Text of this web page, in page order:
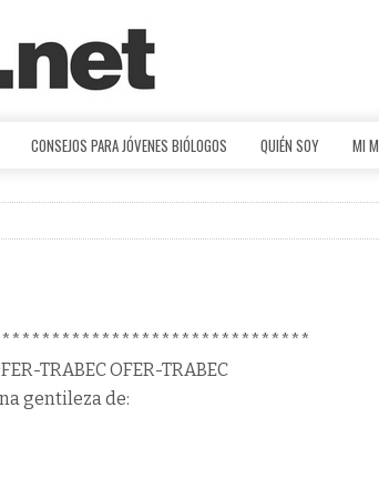
CONSEJOS PARA JÓVENES BIÓLOGOS QUIÉN SOY MI
TRABEC OFER-TRABEC
gentileza de: